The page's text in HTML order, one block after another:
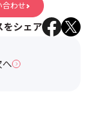
合わせ
をシェア
へ